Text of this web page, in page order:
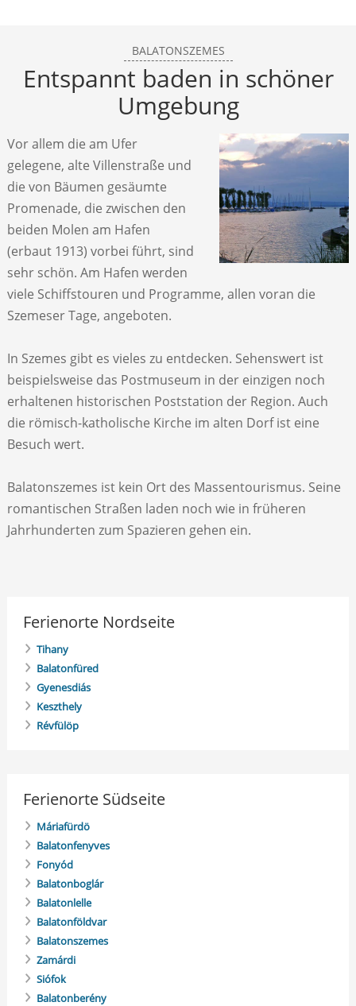
BALATONSZEMES
Entspannt baden in schöner
Umgebung
Vor allem die am Ufer
gelegene, alte Villenstraße und
die von Bäumen gesäumte
Promenade, die zwischen den
beiden Molen am Hafen
(erbaut 1913) vorbei führt, sind
sehr schön. Am Hafen werden
viele Schiffstouren und Programme, allen voran die
Szemeser Tage, angeboten.
In Szemes gibt es vieles zu entdecken. Sehenswert ist
beispielsweise das Postmuseum in der einzigen noch
erhaltenen historischen Poststation der Region. Auch
die römisch-katholische Kirche im alten Dorf ist eine
Besuch wert.
Balatonszemes ist kein Ort des Massentourismus. Seine
romantischen Straßen laden noch wie in früheren
Jahrhunderten zum Spazieren gehen ein.
Ferienorte Nordseite
Tihany
Balatonfüred
Gyenesdiás
Keszthely
Révfülöp
Ferienorte Südseite
Máriafürdö
Balatonfenyves
Fonyód
Balatonboglár
Balatonlelle
Balatonföldvar
Balatonszemes
Zamárdi
Siófok
Balatonberény